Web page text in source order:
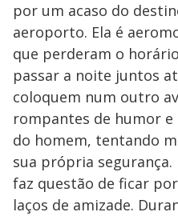
por um acaso do
aeroporto. Ela é
que perderam o
passar a noite juntos
coloquem num outro
rompantes de humor e
do homem, tentando
sua própria segurança.
faz questão de ficar
laços de amizade.